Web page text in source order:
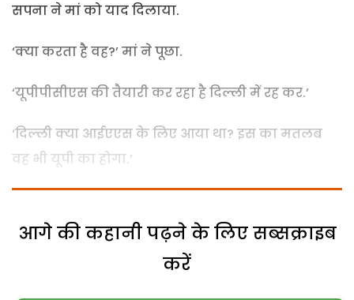
सपना ने मां को याद दिलाया.
‘क्या करता है वह?’ मां ने पूछा.
‘यूपीपीसीएस की तैयारी कर रहा है दिल्ली में रह कर.’
‘दिल्ली क्या आईएएस के लिए आया था? इस का मतलब
वह भी यूपी का होगा.’
आगे की कहानी पढ़ने के लिए सब्सक्राइब
करें